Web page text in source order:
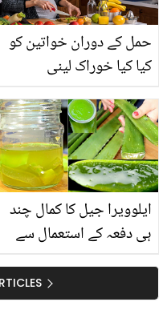
حمل کے دوران خواتین کو
کیا کیا خوراک لینی
غذاؤں کے بارے میں
معلومات جو بنائے ماں اور
بچے دونوں کو صحت مند
ایلوویرا جیل کا کمال چند
ہی دفعہ کے استعمال سے
مدافعتی نظام سر اور
چہرے کے 8 مسائل پر قابو،